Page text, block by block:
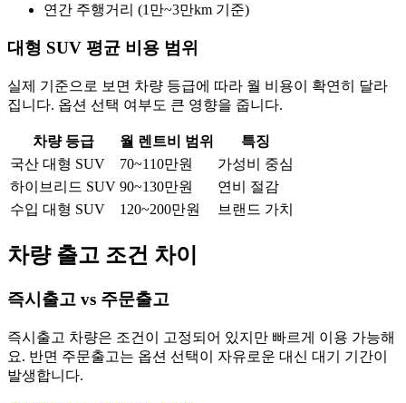
연간 주행거리 (1만~3만km 기준)
대형 SUV 평균 비용 범위
실제 기준으로 보면 차량 등급에 따라 월 비용이 확연히 달라
집니다. 옵션 선택 여부도 큰 영향을 줍니다.
차량 등급 월 렌트비 범위
특징
국산 대형 SUV
70~110만원
가성비 중심
하이브리드 SUV 90~130만원
연비 절감
수입 대형 SUV
120~200만원 브랜드 가치
차량 출고 조건 차이
즉시출고 vs 주문출고
즉시출고 차량은 조건이 고정되어 있지만 빠르게 이용 가능해
요. 반면 주문출고는 옵션 선택이 자유로운 대신 대기 기간이
발생합니다.